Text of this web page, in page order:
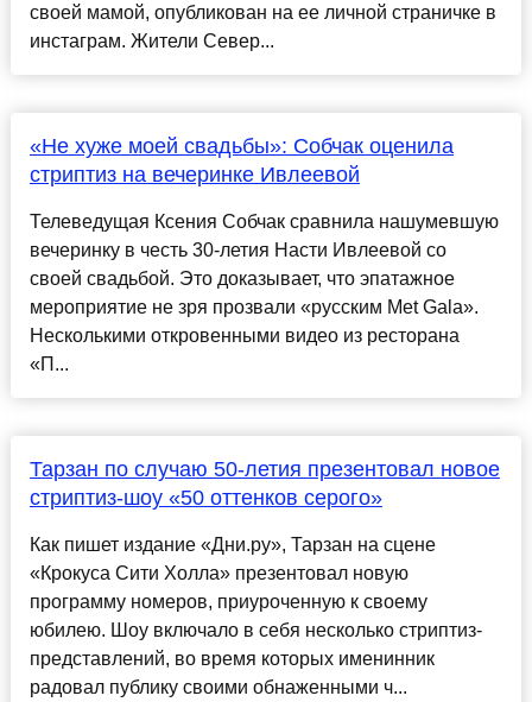
своей мамой, опубликован на ее личной страничке в
инстаграм. Жители Север...
«Не хуже моей свадьбы»: Собчак оценила
стриптиз на вечеринке Ивлеевой
Телеведущая Ксения Собчак сравнила нашумевшую
вечеринку в честь 30-летия Насти Ивлеевой со
своей свадьбой. Это доказывает, что эпатажное
мероприятие не зря прозвали «русским Met Gala».
Несколькими откровенными видео из ресторана
«П...
Тарзан по случаю 50-летия презентовал новое
стриптиз-шоу «50 оттенков серого»
Как пишет издание «Дни.ру», Тарзан на сцене
«Крокуса Сити Холла» презентовал новую
программу номеров, приуроченную к своему
юбилею. Шоу включало в себя несколько стриптиз-
представлений, во время которых именинник
радовал публику своими обнаженными ч...